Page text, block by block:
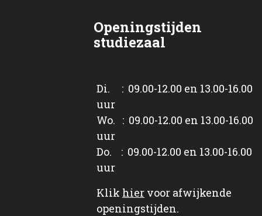
Openingstijden
studiezaal
Di. : 09.00-12.00 en 13.00-16.00
uur
Wo. : 09.00-12.00 en 13.00-16.00
uur
Do. : 09.00-12.00 en 13.00-16.00
uur
Klik hier voor afwijkende
openingstijden.